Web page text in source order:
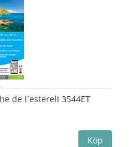
de I´esterelI 3544ET